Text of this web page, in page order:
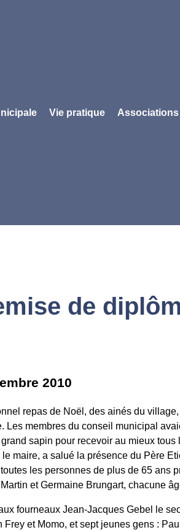
Vie pratique
de
2010
repas de Noël, des ainés du
Les membres du conseil municipal
sapin pour recevoir au mieux tous
le maire, a salué la présence du Père
les personnes de plus de 65 ans
et Germaine Brungart, chacune
fourneaux Jean-Jacques Gebel le
Frey et Momo, et sept jeunes gens :